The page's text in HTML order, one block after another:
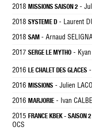
2018 MISSIONS SAISON 2 -
2018 SYSTEME D - Laurent
2018 SAM - Arnaud
2017 SERGE LE MYTHO -
2016 LE CHALET DES GLACES
2016 MISSIONS - Julien
2016 MARJORIE - Ivan
2015 FRANCE KBEK - SAISON 2
OCS